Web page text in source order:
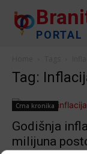
PORTAL
Tag:
Crna kronika
Godišnja
milijuna